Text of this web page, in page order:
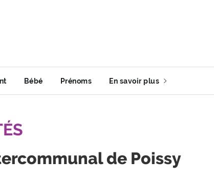
Bébé Prénoms En savoir plus
de Poissy